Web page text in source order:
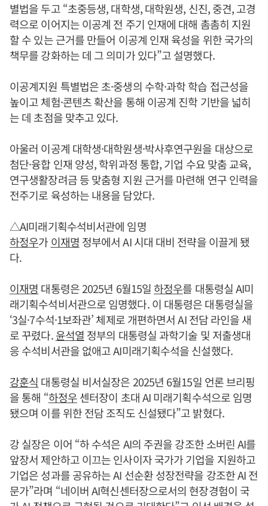
별법을 두고 “초중등생, 대학생, 대학원생, 신진, 중견, 고경
력으로 이어지는 이공계 전 주기 인재에 대해 촘촘히 지원
할 수 있는 근거를 만들어 이공계 인재 육성을 위한 국가의
책무를 강화하는 데 그 의미가 있다”고 설명했다.
이공계지원 특별법은 초·중생의 수학·과학 학습 접근성을
높이고 체험·콘텐츠 확산을 통해 이공계 진학 기반을 넓히
는 데 초점을 맞추고 있다.
아울러 이공계 대학생·대학원생·박사후연구원을 대상으로
첨단·융합 인재 양성, 학위과정 통합, 기업 수요 맞춤 교육,
연구생활장려금 등 맞춤형 지원 근거를 마련해 연구 인력을
전주기로 육성하는 내용을 담았다.
△AI미래기획수석비서관에 임명
하정우가 이재명 정부에서 AI 시대 대비 전략을 이끌게 됐
다.
이재명 대통령은 2025년 6월15일하정우를 대통령실 AI미
래기획수석비서관으로 임명했다. 이 대통령은 대통령실을
‘3실·7수석·1보좌관’ 체제로 개편하면서 AI 전담 라인을 새
로 꾸렸다.윤석열 정부의 대통령실 과학기술 및 저출생대
응 수석비서관을 없애고 AI미래기획수석을 신설했다.
강훈식 대통령실 비서실장은 2025년 6월15일 언론 브리핑
을 통해 “하정우센터장이 초대 AI 미래기획수석으로 임명
됐으며 이를 위한 전담 조직도 신설됐다”고 밝혔다.
강 실장은 이어 “하 수석은 AI의 주권을 강조한 소버린 AI를
앞장서 제안하고 이끄는 인사이자 국가가 기업을 지원하고
기업은 성과를 공유하는 AI 선순환 성장전략을 강조한 AI 전
문가”라며 “네이버 AI혁신센터장으로서의 현장경험이 국